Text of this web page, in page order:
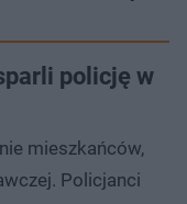
policję w
mieszkańców,
Policjanci